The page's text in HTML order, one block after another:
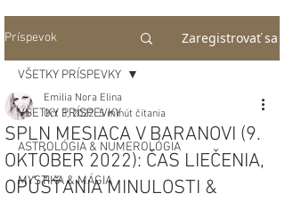
Príspevok Zaregistrovať sa
VŠETKY PRÍSPEVKY
ASTROLÓGIA & NUMEROLÓGIA
MYSTIKA & MÁGIA
VŠETKY PRÍSPEVKY
SPLN MESIACA V BARANOVI (9.
OKTÓBER 2022): ČAS LIEČENIA,
OPÚŠŤANIA MINULOSTI &
Emilia Nora Elina
Oct 3, 2022 5 minút čítania